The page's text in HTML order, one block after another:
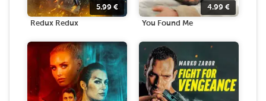
5.99 €
Redux Redux
4.99 €
You Found Me